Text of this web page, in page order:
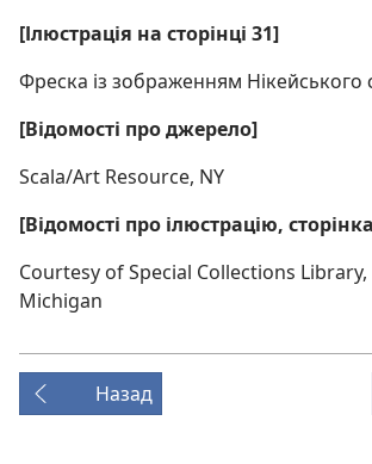
[Ілюстрація на сторінці 31]
Фреска із зображенням Нікейського
[Відомості про джерело]
Scala/Art Resource, NY
[Відомості про ілюстрацію,
Courtesy of Special Collections
Michigan
Назад